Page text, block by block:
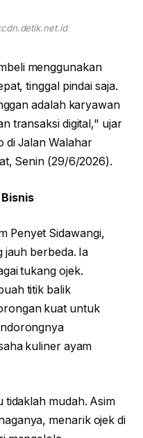
menggunakan
tinggal pindai saja.
adalah karyawan
transaksi digital," ujar
di Jalan Walahar
Senin (29/6/2026).
Penyet Sidawangi,
jauh berbeda. Ia
tukang ojek.
titik balik
kuat untuk
kuliner ayam
tidaklah mudah. Asim
menarik ojek di